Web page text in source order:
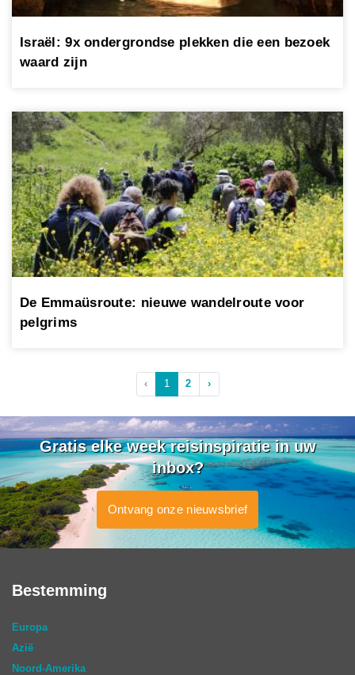
Israël: 9x ondergrondse plekken die een bezoek
waard zijn
De Emmaüsroute: nieuwe wandelroute voor
pelgrims
‹ 1 2 ›
Gratis elke week reisinspiratie in uw
inbox?
Ontvang onze nieuwsbrief
Bestemming
Europa
Azië
Noord-Amerika